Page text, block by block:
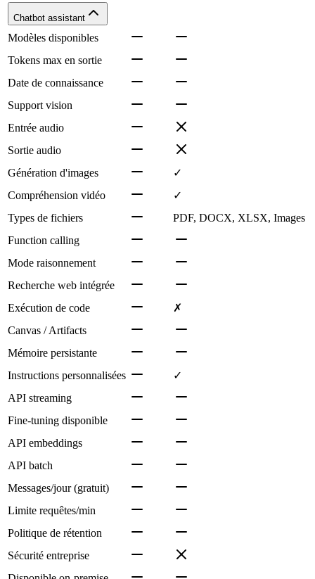
Chatbot assistant
Modèles disponibles
Tokens max en sortie
Date de connaissance
Support vision
Entrée audio
Sortie audio
Génération d'images
✓
Compréhension vidéo
✓
Types de fichiers
PDF, DOCX, XLSX, Images
Function calling
Mode raisonnement
Recherche web intégrée
Exécution de code
✗
Canvas / Artifacts
Mémoire persistante
Instructions personnalisées
✓
API streaming
Fine-tuning disponible
API embeddings
API batch
Messages/jour (gratuit)
Limite requêtes/min
Politique de rétention
Sécurité entreprise